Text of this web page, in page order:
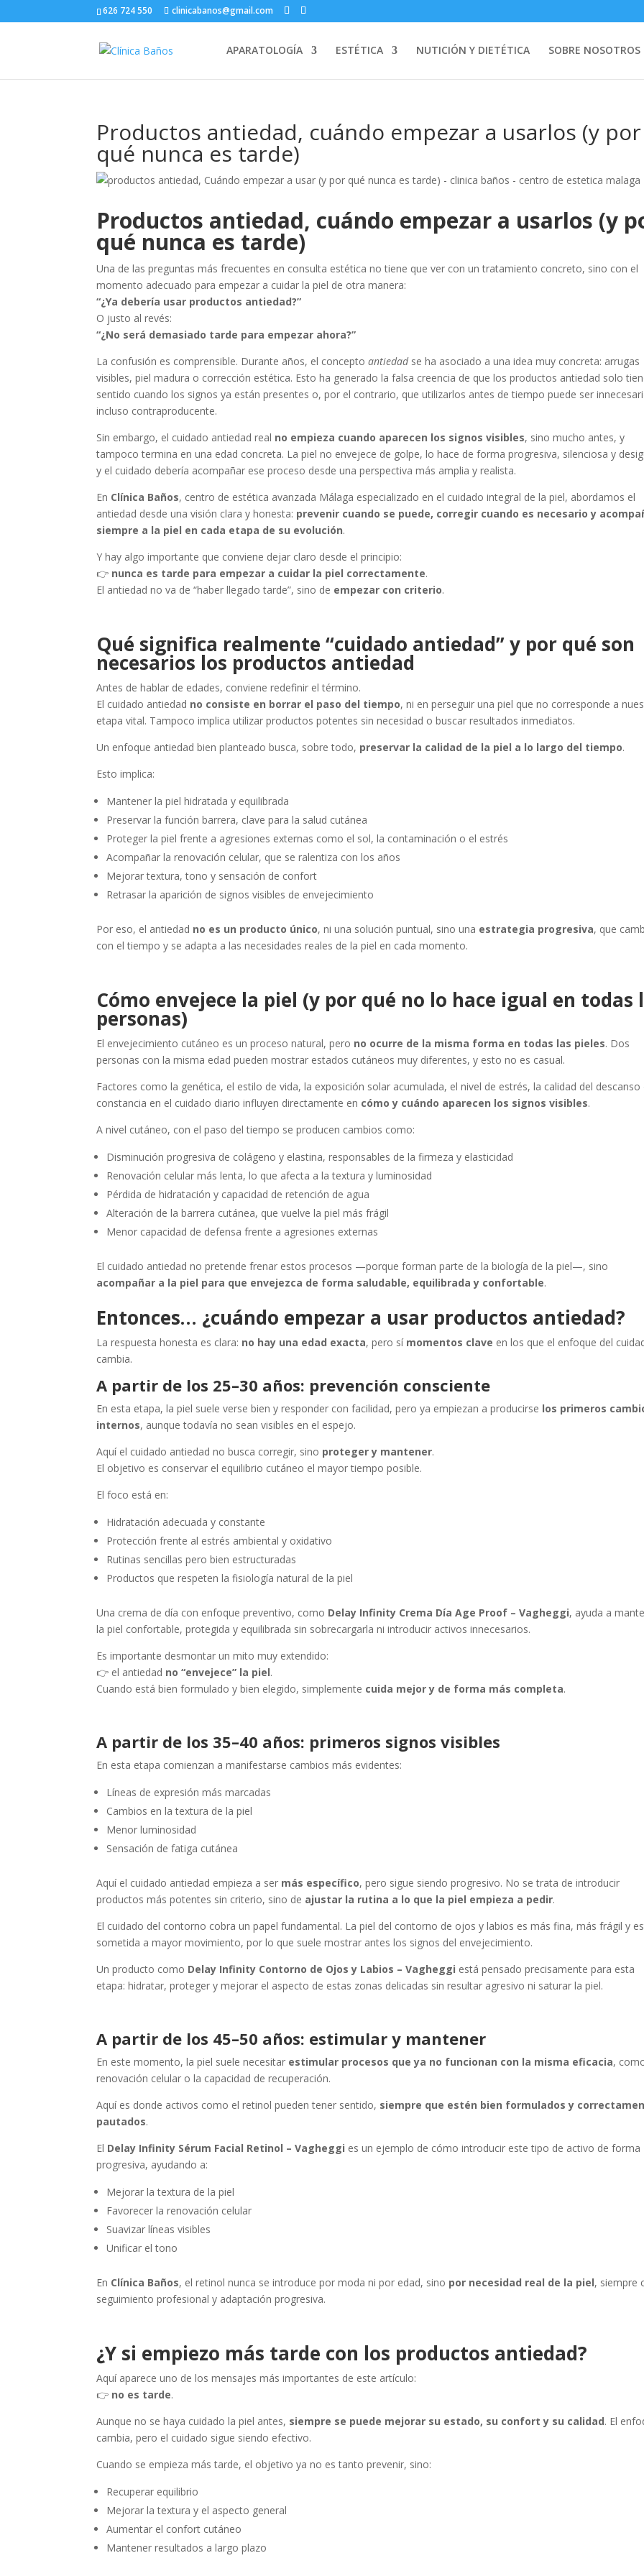
626 724 550 clinicabanos@gmail.com
APARATOLOGÍA ESTÉTICA NUTICIÓN Y DIETÉTICA SOBRE NOSOTROS
Productos antiedad, cuándo empezar a usarlos (y por
qué nunca es tarde)
Productos antiedad, cuándo empezar a usarlos (y
qué nunca es tarde)
Una de las preguntas más frecuentes en consulta estética no tiene que ver con un tratamiento concreto, sino con el
momento adecuado para empezar a cuidar la piel de otra manera:
“¿Ya debería usar productos antiedad?”
O justo al revés:
“¿No será demasiado tarde para empezar ahora?”
La confusión es comprensible. Durante años, el conceptoantiedadse ha asociado a una idea muy concreta: arrugas
visibles, piel madura o corrección estética. Esto ha generado la falsa creencia de que los productos antiedad solo
sentido cuando los signos ya están presentes o, por el contrario, que utilizarlos antes de tiempo puede ser
incluso contraproducente.
Sin embargo, el cuidado antiedad real no empieza cuando aparecen los signos visibles, sino mucho antes, y
tampoco termina en una edad concreta. La piel no envejece de golpe, lo hace de forma progresiva, silenciosa y
y el cuidado debería acompañar ese proceso desde una perspectiva más amplia y realista.
En Clínica Baños, centro de estética avanzada Málaga especializado en el cuidado integral de la piel, abordamos el
antiedad desde una visión clara y honesta: prevenir cuando se puede, corregir cuando es necesario y
siempre a la piel en cada etapa de su evolución.
Y hay algo importante que conviene dejar claro desde el principio:
👉 nunca es tarde para empezar a cuidar la piel correctamente.
El antiedad no va de “haber llegado tarde”, sino de empezar con criterio.
Qué significa realmente “cuidado antiedad” y por qué son
necesarios los productos antiedad
Antes de hablar de edades, conviene redefinir el término.
El cuidado antiedad no consiste en borrar el paso del tiempo, ni en perseguir una piel que no corresponde a
etapa vital. Tampoco implica utilizar productos potentes sin necesidad o buscar resultados inmediatos.
Un enfoque antiedad bien planteado busca, sobre todo, preservar la calidad de la piel a lo largo del tiempo.
Esto implica:
Mantener la piel hidratada y equilibrada
Preservar la función barrera, clave para la salud cutánea
Proteger la piel frente a agresiones externas como el sol, la contaminación o el estrés
Acompañar la renovación celular, que se ralentiza con los años
Mejorar textura, tono y sensación de confort
Retrasar la aparición de signos visibles de envejecimiento
Por eso, el antiedad no es un producto único, ni una solución puntual, sino una estrategia progresiva, que
con el tiempo y se adapta a las necesidades reales de la piel en cada momento.
Cómo envejece la piel (y por qué no lo hace igual en todas
personas)
El envejecimiento cutáneo es un proceso natural, pero no ocurre de la misma forma en todas las pieles. Dos
personas con la misma edad pueden mostrar estados cutáneos muy diferentes, y esto no es casual.
Factores como la genética, el estilo de vida, la exposición solar acumulada, el nivel de estrés, la calidad del descanso
constancia en el cuidado diario influyen directamente en cómo y cuándo aparecen los signos visibles.
A nivel cutáneo, con el paso del tiempo se producen cambios como:
Disminución progresiva de colágeno y elastina, responsables de la firmeza y elasticidad
Renovación celular más lenta, lo que afecta a la textura y luminosidad
Pérdida de hidratación y capacidad de retención de agua
Alteración de la barrera cutánea, que vuelve la piel más frágil
Menor capacidad de defensa frente a agresiones externas
El cuidado antiedad no pretende frenar estos procesos —porque forman parte de la biología de la piel—, sino
acompañar a la piel para que envejezca de forma saludable, equilibrada y confortable.
Entonces… ¿cuándo empezar a usar productos antiedad?
La respuesta honesta es clara: no hay una edad exacta, pero sí momentos clave en los que el enfoque del
cambia.
A partir de los 25–30 años: prevención consciente
En esta etapa, la piel suele verse bien y responder con facilidad, pero ya empiezan a producirse los primeros
internos, aunque todavía no sean visibles en el espejo.
Aquí el cuidado antiedad no busca corregir, sino proteger y mantener.
El objetivo es conservar el equilibrio cutáneo el mayor tiempo posible.
El foco está en:
Hidratación adecuada y constante
Protección frente al estrés ambiental y oxidativo
Rutinas sencillas pero bien estructuradas
Productos que respeten la fisiología natural de la piel
Una crema de día con enfoque preventivo, como Delay Infinity Crema Día Age Proof – Vagheggi, ayuda a
la piel confortable, protegida y equilibrada sin sobrecargarla ni introducir activos innecesarios.
Es importante desmontar un mito muy extendido:
👉 el antiedad no “envejece” la piel.
Cuando está bien formulado y bien elegido, simplemente cuida mejor y de forma más completa.
A partir de los 35–40 años: primeros signos visibles
En esta etapa comienzan a manifestarse cambios más evidentes:
Líneas de expresión más marcadas
Cambios en la textura de la piel
Menor luminosidad
Sensación de fatiga cutánea
Aquí el cuidado antiedad empieza a ser más específico, pero sigue siendo progresivo. No se trata de introducir
productos más potentes sin criterio, sino de ajustar la rutina a lo que la piel empieza a pedir.
El cuidado del contorno cobra un papel fundamental. La piel del contorno de ojos y labios es más fina, más frágil y
sometida a mayor movimiento, por lo que suele mostrar antes los signos del envejecimiento.
Un producto como Delay Infinity Contorno de Ojos y Labios – Vagheggi está pensado precisamente para esta
etapa: hidratar, proteger y mejorar el aspecto de estas zonas delicadas sin resultar agresivo ni saturar la piel.
A partir de los 45–50 años: estimular y mantener
En este momento, la piel suele necesitar estimular procesos que ya no funcionan con la misma eficacia,
renovación celular o la capacidad de recuperación.
Aquí es donde activos como el retinol pueden tener sentido, siempre que estén bien formulados y
pautados.
El Delay Infinity Sérum Facial Retinol – Vagheggi es un ejemplo de cómo introducir este tipo de activo de forma
progresiva, ayudando a:
Mejorar la textura de la piel
Favorecer la renovación celular
Suavizar líneas visibles
Unificar el tono
En Clínica Baños, el retinol nunca se introduce por moda ni por edad, sino por necesidad real de la piel, siempre
seguimiento profesional y adaptación progresiva.
¿Y si empiezo más tarde con los productos antiedad?
Aquí aparece uno de los mensajes más importantes de este artículo:
👉 no es tarde.
Aunque no se haya cuidado la piel antes, siempre se puede mejorar su estado, su confort y su calidad. El
cambia, pero el cuidado sigue siendo efectivo.
Cuando se empieza más tarde, el objetivo ya no es tanto prevenir, sino:
Recuperar equilibrio
Mejorar la textura y el aspecto general
Aumentar el confort cutáneo
Mantener resultados a largo plazo